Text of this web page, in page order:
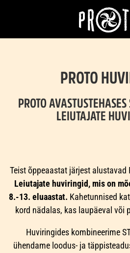
PROTO
PROTO
LEIUTAJATE
Teist õppeaastat järjest alustavad
Leiutajate huviringid, mis on
8.-13. eluaastat. Kahetunnised
kord nädalas, kas laupäeval või
Huviringides kombineerime
ühendame loodus- ja